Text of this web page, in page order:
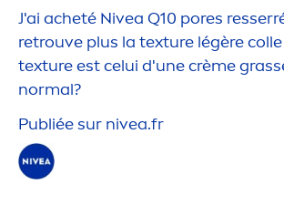
J'ai acheté Nivea Q10 pores
retrouve plus la texture légère
texture est celui d'une crème
normal?
Publiée sur nivea.fr